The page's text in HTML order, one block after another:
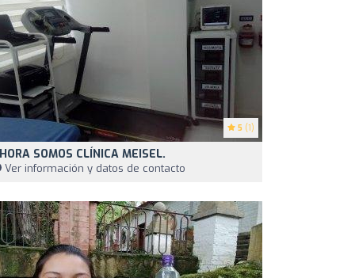
5 (1)
SOMOS CLÍNICA MEISEL.
Ver información y datos de contacto